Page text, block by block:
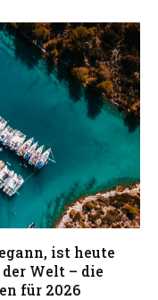
ist heute
Welt – die
für 2026